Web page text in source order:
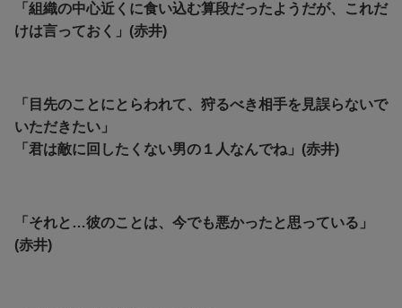
「組織の中心近くに食い込む算段だったようだが、これだ
けは言っておく」(赤井)
「目先のことにとらわれて、狩るべき相手を見誤らないで
いただきたい」
「君は敵に回したくない男の１人なんでね」(赤井)
「それと…彼のことは、今でも悪かったと思っている」
(赤井)